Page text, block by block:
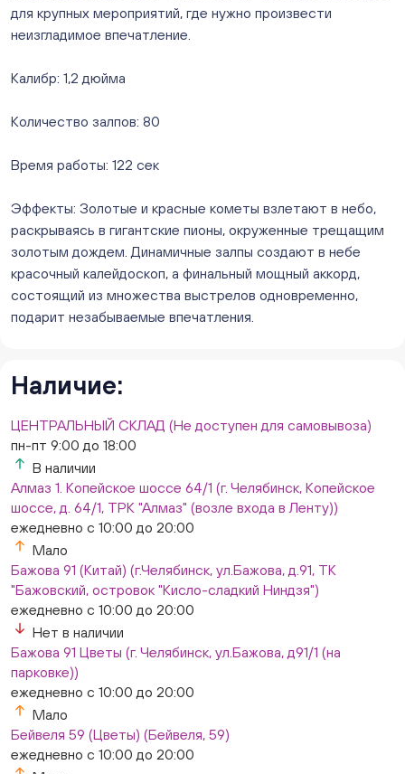
Невский. Черкасская 17 (г. Челябинск, ул.
Черкасская, д.17/1, за ТК "Невский")
Мало
12А)
Мало
8/1, ТЦ "Слава")
Мало
Слон. Миасс, Автозаводцев (ТК Слон, г. Миасс)
Мало
Сталеваров 5(ЦВЕТЫ) (г. Челябинск, ул. Сталеваров
5/3)
для крупных мероприятий, где нужно произвести
неизгладимое впечатление.
Калибр: 1,2 дюйма
Количество залпов: 80
Время работы: 122 сек
Эффекты: Золотые и красные кометы взлетают в небо,
раскрываясь в гигантские пионы, окруженные трещащим
золотым дождем. Динамичные залпы создают в небе
красочный калейдоскоп, а финальный мощный аккорд,
состоящий из множества выстрелов одновременно,
подарит незабываемые впечатления.
Наличие:
ЦЕНТРАЛЬНЫЙ СКЛАД (Не доступен для самовывоза)
пн-пт 9:00 до 18:00
В наличии
Алмаз 1. Копейское шоссе 64/1 (г. Челябинск, Копейское
шоссе, д. 64/1, ТРК "Алмаз" (возле входа в Ленту))
ежедневно с 10:00 до 20:00
Мало
Бажова 91 (Китай) (г.Челябинск, ул.Бажова, д.91, ТК
"Бажовский, островок "Кисло-сладкий Ниндзя")
ежедневно с 10:00 до 20:00
Нет в наличии
Бажова 91 Цветы (г. Челябинск, ул.Бажова, д91/1 (на
парковке))
ежедневно с 10:00 до 20:00
Мало
Бейвеля 59 (Цветы) (Бейвеля, 59)
ежедневно с 10:00 до 20:00